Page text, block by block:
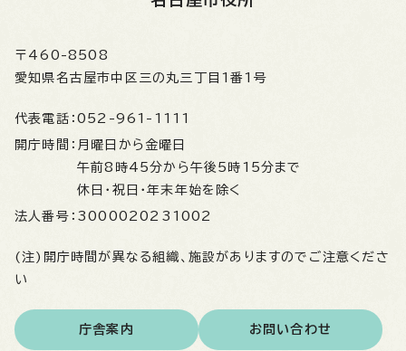
〒460-8508
愛知県名古屋市中区三の丸三丁目1番1号
代表電話： 052-961-1111
開庁時間： 月曜日から金曜日
午前8時45分から午後5時15分まで
休日・祝日・年末年始を除く
法人番号： 3000020231002
(注)開庁時間が異なる組織、施設がありますのでご注意くださ
い
庁舎案内 お問い合わせ